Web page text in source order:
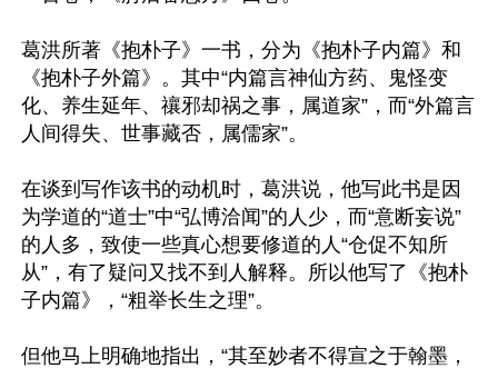
葛洪所著《抱朴子》一书，分为《抱朴子内篇》和
《抱朴子外篇》。其中“内篇言神仙方药、鬼怪变
化、养生延年、禳邪却祸之事，属道家”，而“外篇言
人间得失、世事藏否，属儒家”。
在谈到写作该书的动机时，葛洪说，他写此书是因
为学道的“道士”中“弘博洽闻”的人少，而“意断妄说”
的人多，致使一些真心想要修道的人“仓促不知所
从”，有了疑问又找不到人解释。所以他写了《抱朴
子内篇》，“粗举长生之理”。
但他马上明确地指出，“其至妙者不得宣之于翰墨，